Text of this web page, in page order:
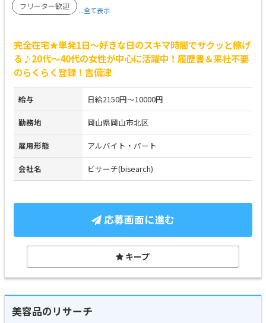
フリーター歓迎
...全て表示
完全在宅★単発1日～好きな日のスキマ時間でサクッと稼げ
る♪20代～40代の女性が中心に活躍中！履歴書＆来社不要
のらくらく登録！吉備津
給与 日給2150円～10000円
勤務地 岡山県岡山市北区
雇用形態 アルバイト・パート
会社名 ビサーチ(bisearch)
応募画面に進む
キープ
美容品のリサーチ